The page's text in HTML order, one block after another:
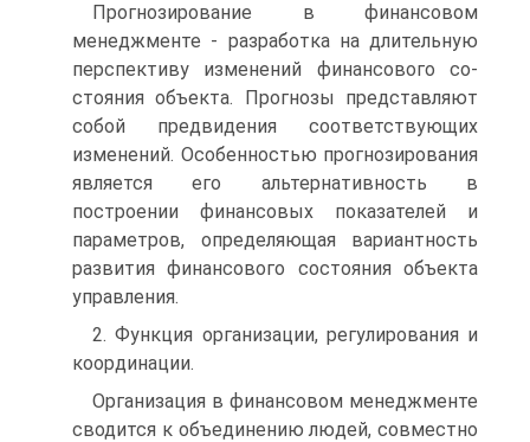
Прогнозирование в финансовом
менеджменте - разработка на длительную
перспективу изменений финансового со­
стояния объекта. Прогнозы представляют
собой предвидения соответствующих
изменений. Особенностью прогнозирования
является его альтернативность в
построении финансовых показателей и
параметров, определяющая вариантность
развития финансового состояния объекта
управления.
2. Функция организации, регулирования и
координации.
Организация в финансовом менеджменте
сводится к объединению людей, совместно